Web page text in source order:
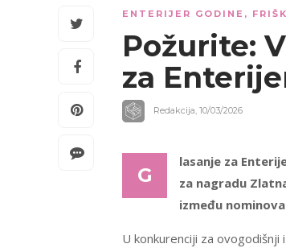
ENTERIJER GODINE ,
Požurite:
za
Redakcija, 10/03/2026
G
lasanje za
za nagradu
između
U konkurenciji za ovogodišnji